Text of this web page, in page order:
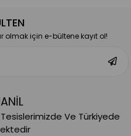
olmak için e-bültene kayıt ol!
Ve Türkiyede